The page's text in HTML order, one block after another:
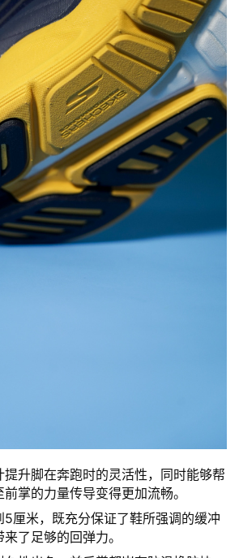
升脚在奔跑时的灵活性，同时能够帮
掌的力量传导变得更加流畅。
5厘米，既充分保证了鞋所强调的缓冲
了足够的回弹力。